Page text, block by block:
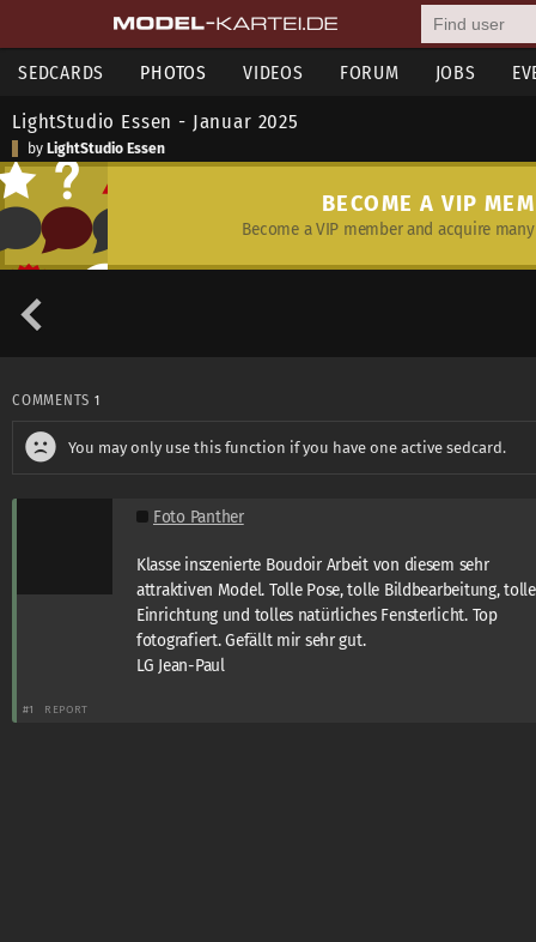
SEDCARDS PHOTOS VIDEOS FORUM JOBS
LightStudio Essen - Januar 2025
by LightStudio Essen
BECOME A VIP
Become a VIP member and acquire
COMMENTS 1
You may only use this function if you have one active sedcard.
Foto Panther
Klasse inszenierte Boudoir Arbeit von diesem sehr
attraktiven Model. Tolle Pose, tolle Bildbearbeitung, tolle
Einrichtung und tolles natürliches Fensterlicht. Top
fotografiert. Gefällt mir sehr gut.
LG Jean-Paul
#1 REPORT